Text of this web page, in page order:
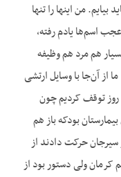
من اینها را تنها
اسم‌ها یادم رفته،
هم مرد هم وظیفه
آن‌جا با وسایل ارتشی
روز توقف کردیم چون
بودکه باز هم
سیرجان حرکت دادند از
کرمان ولی دستور بود از